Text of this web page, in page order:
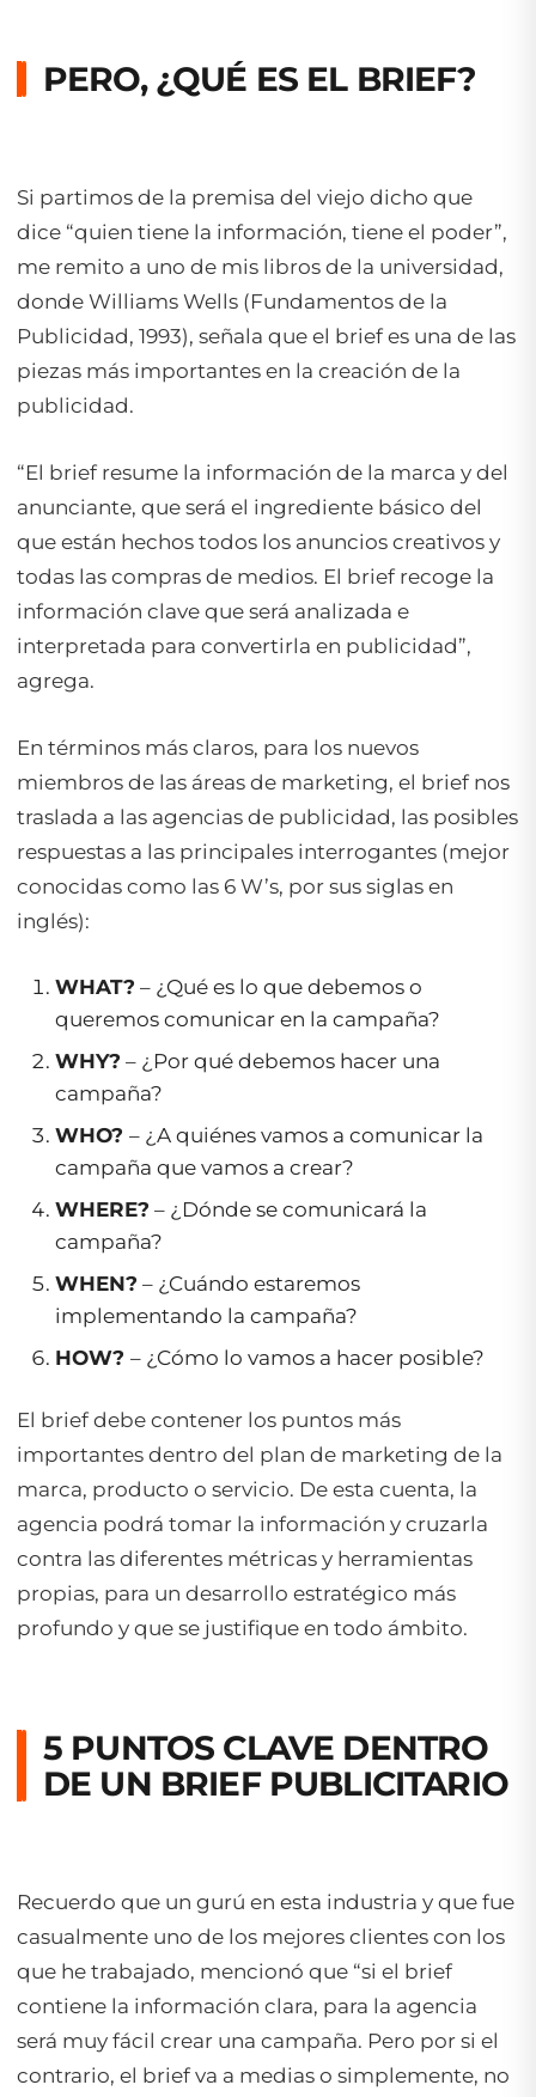
PERO, ¿QUÉ ES EL BRIEF?
Si partimos de la premisa del viejo dicho que
dice “quien tiene la información, tiene el poder”,
me remito a uno de mis libros de la universidad,
donde Williams Wells (Fundamentos de la
Publicidad, 1993), señala que el brief es una de las
piezas más importantes en la creación de la
publicidad.
“El brief resume la información de la marca y del
anunciante, que será el ingrediente básico del
que están hechos todos los anuncios creativos y
todas las compras de medios. El brief recoge la
información clave que será analizada e
interpretada para convertirla en publicidad”,
agrega.
En términos más claros, para los nuevos
miembros de las áreas de marketing, el brief nos
traslada a las agencias de publicidad, las posibles
respuestas a las principales interrogantes (mejor
conocidas como las 6 W’s, por sus siglas en
inglés):
WHAT? – ¿Qué es lo que debemos o
queremos comunicar en la campaña?
WHY? – ¿Por qué debemos hacer una
campaña?
WHO? – ¿A quiénes vamos a comunicar la
campaña que vamos a crear?
WHERE? – ¿Dónde se comunicará la
campaña?
WHEN? – ¿Cuándo estaremos
implementando la campaña?
HOW? – ¿Cómo lo vamos a hacer posible?
El brief debe contener los puntos más
importantes dentro del plan de marketing de la
marca, producto o servicio. De esta cuenta, la
agencia podrá tomar la información y cruzarla
contra las diferentes métricas y herramientas
propias, para un desarrollo estratégico más
profundo y que se justifique en todo ámbito.
5 PUNTOS CLAVE DENTRO
DE UN BRIEF PUBLICITARIO
Recuerdo que un gurú en esta industria y que fue
casualmente uno de los mejores clientes con los
que he trabajado, mencionó que “si el brief
contiene la información clara, para la agencia
será muy fácil crear una campaña. Pero por si el
contrario, el brief va a medias o simplemente, no